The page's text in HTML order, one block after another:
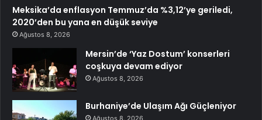
Meksika’da enflasyon Temmuz’da %3,12’ye geriledi,
2020’den bu yana en düşük seviye
Ağustos 8, 2026
Mersin’de ‘Yaz Dostum’ konserleri
coşkuya devam ediyor
Ağustos 8, 2026
Burhaniye’de Ulaşım Ağı Güçleniyor
Ağustos 8, 2026